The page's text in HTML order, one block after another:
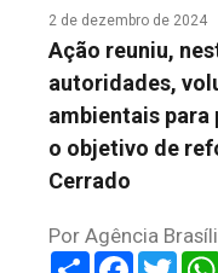
2 de dezembro de 2024
Ação reuniu,
autoridades,
ambientais para
o objetivo de
Cerrado
Por Agência
Share